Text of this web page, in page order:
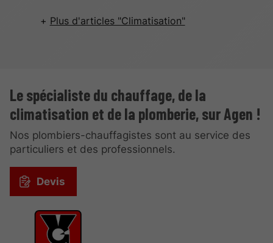
Plus d'articles "Climatisation"
Le spécialiste du chauffage, de la
climatisation et de la plomberie, sur Agen !
Nos plombiers-chauffagistes sont au service des
particuliers et des professionnels.
Devis